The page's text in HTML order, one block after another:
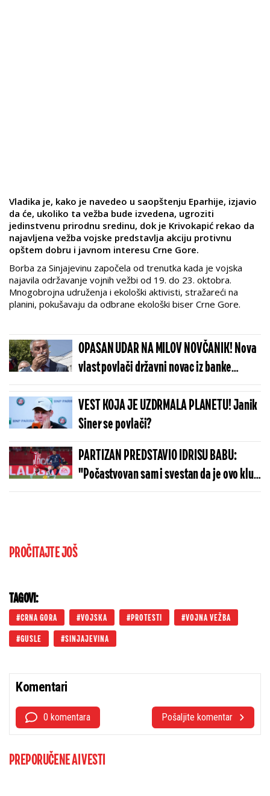
Vladika je, kako je navedeo u saopštenju Eparhije, izjavio
da će, ukoliko ta vežba bude izvedena, ugroziti
jedinstvenu prirodnu sredinu, dok je Krivokapić rekao da
najavljena vežba vojske predstavlja akciju protivnu
opštem dobru i javnom interesu Crne Gore.
Borba za Sinjajevinu započela od trenutka kada je vojska
najavila održavanje vojnih vežbi od 19. do 23. oktobra.
Mnogobrojna udruženja i ekološki aktivisti, stražareći na
planini, pokušavaju da odbrane ekološki biser Crne Gore.
OPASAN UDAR NA MILOV NOVČANIK! Nova
vlast povlači državni novac iz banke
Đukanovićevog brata, biznismeni se dali u
beg!
VEST KOJA JE UZDRMALA PLANETU! Janik
Siner se povlači?
PARTIZAN PREDSTAVIO IDRISU BABU:
"Počastvovan sam i svestan da je ovo klub
sa velikom istorijom"
PROČITAJTE JOŠ
TAGOVI:
CRNA GORA VOJSKA PROTESTI VOJNA VEŽBA
GUSLE SINJAJEVINA
Komentari
0 komentara Pošaljite komentar
PREPORUČENE AI VESTI